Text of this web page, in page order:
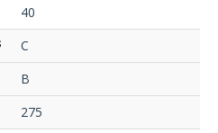
40
C
B
275